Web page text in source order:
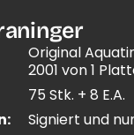
Original
2001 von 1
75 Stk. + 8 E.A.
Signiert und